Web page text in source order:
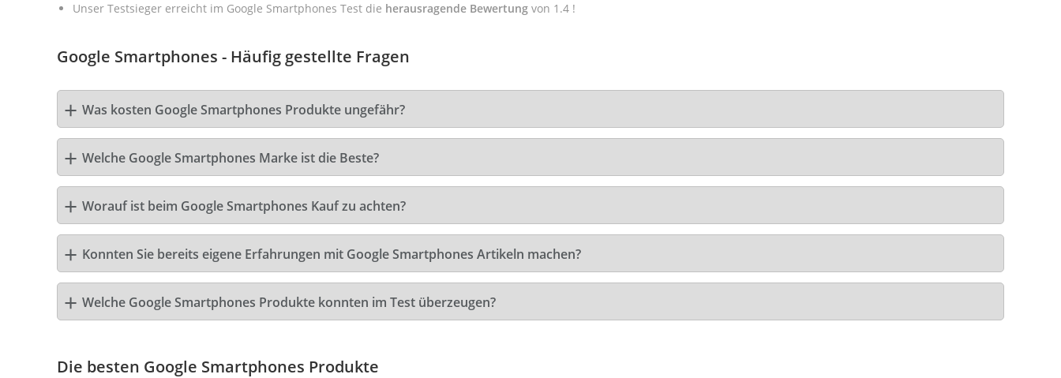
Unser Testsieger erreicht im Google Smartphones Test die herausragende Bewertung von 1.4 !
Google Smartphones - Häufig gestellte Fragen
Was kosten Google Smartphones Produkte ungefähr?
Welche Google Smartphones Marke ist die Beste?
Worauf ist beim Google Smartphones Kauf zu achten?
Konnten Sie bereits eigene Erfahrungen mit Google Smartphones Artikeln machen?
Welche Google Smartphones Produkte konnten im Test überzeugen?
Die besten Google Smartphones Produkte